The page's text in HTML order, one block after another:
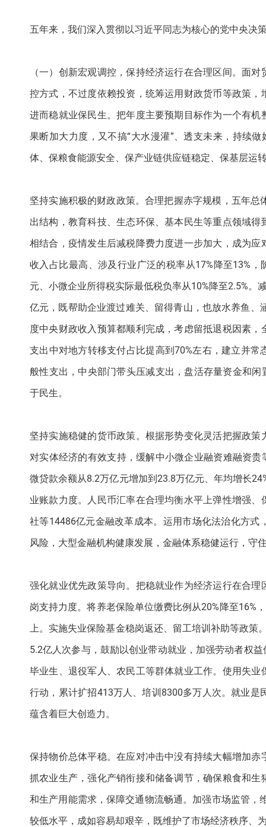
五年来，我们深入贯彻以习近平同志为核心的党中央决
（一）创新宏观调控，保持经济运行在合理区间。面
控方式，不过度依赖投资，统筹运用财政货币等政策
进而稳就业保民生。把年度主要预期目标作为一个有
果断加大力度，又不搞“大水漫灌”、透支未来，持续
体、保粮食能源安全、保产业链供应链稳定、保基层运
坚持实施积极的财政政策。合理把握赤字规模，五年
出结构，教育科技、生态环保、基本民生等重点领域
相结合，疫情发生后减税降费力度进一步加大，成为
收入占比最高、涉及行业广泛的税率从17%降至13%
元、小微企业所得税实际最低税负率从10%降至2.5%
亿元，既帮助企业渡过难关、留得青山，也放水养鱼
度中央财政收入预算都顺利完成，考虑留抵退税因素
支出中对地方转移支付占比提高到70%左右，建立并
般性支出，中央部门带头压减支出，盘活存量资金和
于民生。
坚持实施稳健的货币政策。根据形势变化灵活把握政
对实体经济的有效支持，缓解中小微企业融资难融资
微贷款余额从8.2万亿元增加到23.8万亿元、年均增长
业账款力度。人民币汇率在合理均衡水平上弹性增强
社等14486亿元金融改革成本。运用市场化法治化方
风险，大型金融机构健康发展，金融体系稳健运行，守
强化就业优先政策导向。把稳就业作为经济运行在合
岗支持力度。将养老保险单位缴费比例从20%降至16%
上。实施失业保险基金稳岗返还、留工培训补助等政策
5.2亿人次参与，鼓励以创业带动就业，加强劳动者权
毕业生、退役军人、农民工等群体就业工作。使用失
行动，累计扩招413万人、培训8300多万人次。就业
蕴含着巨大创造力。
保持物价总体平稳。在应对冲击中没有持续大幅增加
抓农业生产，强化产销衔接和储备调节，确保粮食和
和生产用能需求，保障交通物流畅通。加强市场监管
较低水平，成如容易却艰辛，既维护了市场经济秩序、